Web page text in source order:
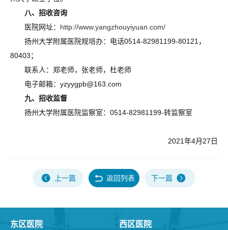
八、招收咨询
医院网址： http://www.yangzhouyiyuan.com/
扬州大学附属医院规培办：电话0514-82981199-80121，
80403；
联系人：郑老师，张老师，杜老师
电子邮箱：yzyygpb@163.com
九、招收监督
扬州大学附属医院监察室：0514-82981199-转监察室
2021年4月27日
上一篇 返回列表 下一篇
东区医院 西区医院